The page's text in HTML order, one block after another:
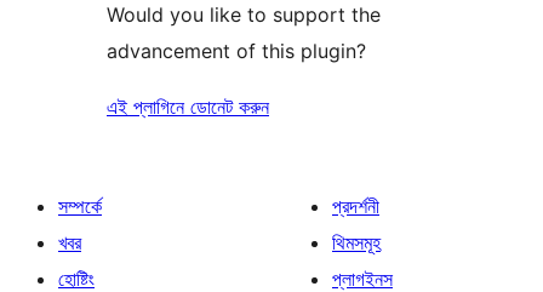
Would you like to support the
advancement of this plugin?
এই প্লাগিনে ডোনেট করুন
সম্পর্কে
খবর
হোষ্টিং
প্রদর্শনী
থিমসমূহ
প্লাগইনস